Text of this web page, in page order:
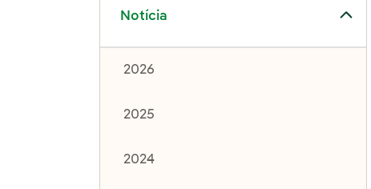
Notícia
Alternar submenu de Notícia
2026
2025
2024